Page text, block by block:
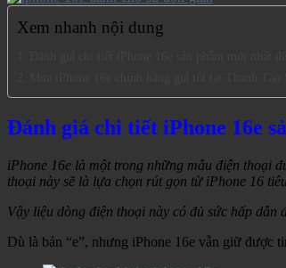
Xem nhanh nội dung
Đánh giá chi tiết iPhone 16e
iPhone 16e là một trong những mẫu điện thoại
thoại này sẽ là lựa chọn rút gọn từ iPhone 16
Vậy liệu dòng điện thoại này có đủ sức hấp
Dù là bản “e”, nhưng iPhone 16e vẫn giữ được